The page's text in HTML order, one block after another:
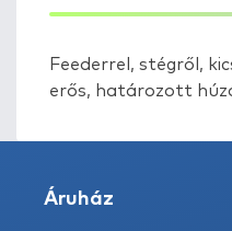
Feederrel, stégről,
erős, határozott
Áruház